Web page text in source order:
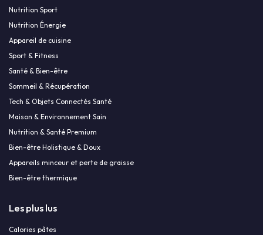
Nutrition Sport
Nutrition Énergie
Appareil de cuisine
Sport & Fitness
Santé & Bien-être
Sommeil & Récupération
Tech & Objets Connectés Santé
Maison & Environnement Sain
Nutrition & Santé Premium
Bien-être Holistique & Doux
Appareils minceur et perte de graisse
Bien-être thermique
Les plus lus
Calories pâtes